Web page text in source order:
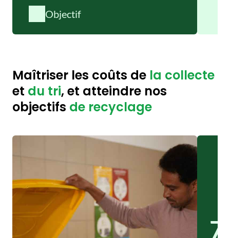
Objectif
Maîtriser les coûts de la collecte
et du tri, et atteindre nos
objectifs de recyclage